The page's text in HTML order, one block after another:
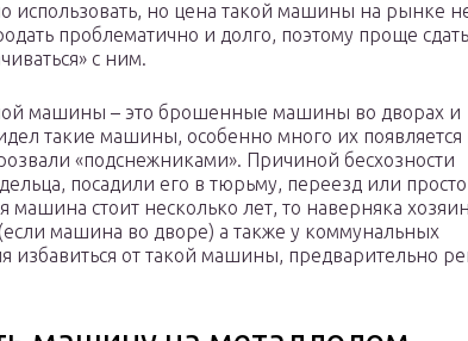
использовать, но цена такой машины на рынке
проблематично и долго, поэтому проще
с ним.
машины – это брошенные машины во дворах и
такие машины, особенно много их появляется
«подснежниками». Причиной бесхозности
посадили его в тюрьму, переезд или
машина стоит несколько лет, то наверняка
машина во дворе) а также у коммунальных
избавиться от такой машины, предварительно